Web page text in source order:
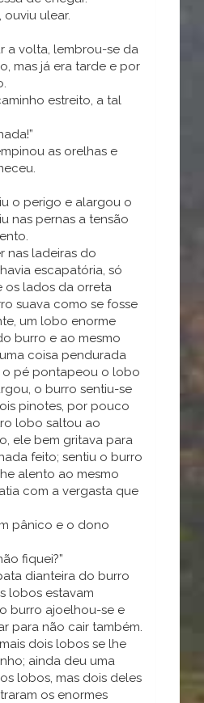
ouviu ulear.
a volta, lembrou-se da
mas já era tarde e por
estreito, a tal
as orelhas e
o perigo e alargou o
nas pernas a tensão
nas ladeiras do
escapatória, só
os lados da orreta
suava como se fosse
um lobo enorme
burro e ao mesmo
coisa pendurada
o pé pontapeou o lobo
o burro sentiu-se
pinotes, por pouco
lobo saltou ao
ele bem gritava para
feito; sentiu o burro
alento ao mesmo
com a vergasta que
pânico e o dono
fiquei?”
dianteira do burro
lobos estavam
burro ajoelhou-se e
para não cair também.
dois lobos se lhe
ainda deu uma
lobos, mas dois deles
os enormes